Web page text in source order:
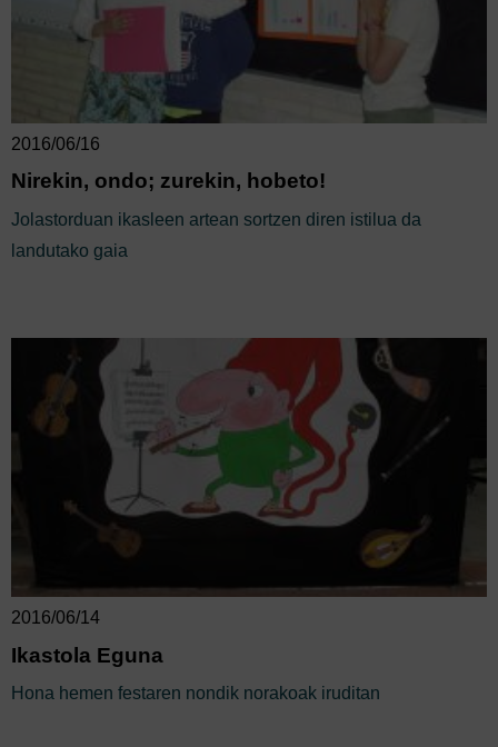
2016/06/16
Nirekin, ondo; zurekin, hobeto!
Jolastorduan ikasleen artean sortzen diren istilua da
landutako gaia
2016/06/14
Ikastola Eguna
Hona hemen festaren nondik norakoak iruditan